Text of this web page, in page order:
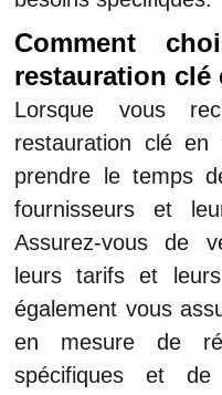
Comment
restauration clé
Lorsque vous
restauration clé
prendre le temps
fournisseurs et
Assurez-vous de
leurs tarifs et
également vous
en mesure de
spécifiques et